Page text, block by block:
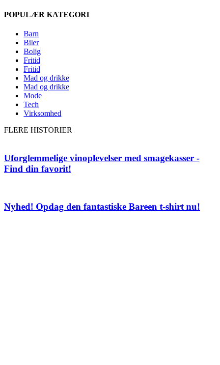
POPULÆR KATEGORI
Barn
Biler
Bolig
Fritid
Fritid
Mad og drikke
Mad og drikke
Mode
Tech
Virksomhed
FLERE HISTORIER
Uforglemmelige vinoplevelser med smagekasser -
Find din favorit!
Nyhed! Opdag den fantastiske Bareen t-shirt nu!